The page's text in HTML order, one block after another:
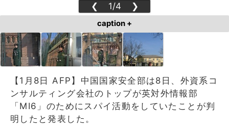
❮ 1/4 ❯
caption +
【1月8日 AFP】中国国家安全部は8日、外資系コ
ンサルティング会社のトップが英対外情報部
「MI6」のためにスパイ活動をしていたことが判
明したと発表した。